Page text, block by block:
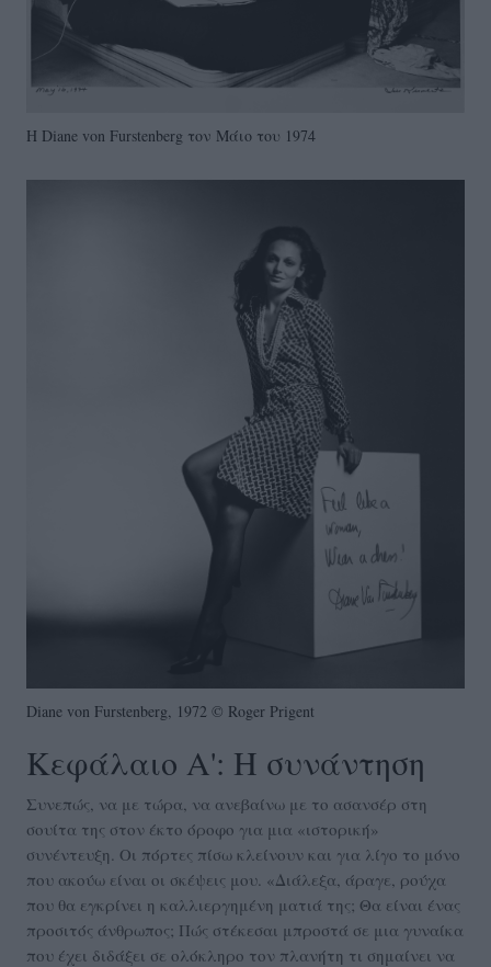
Η Diane von Furstenberg τον Μάιο του 1974
Diane von Furstenberg, 1972 © Roger Prigent
Κεφάλαιο Α': Η συνάντηση
Συνεπώς, να με τώρα, να ανεβαίνω με το ασανσέρ στη
σουίτα της στον έκτο όροφο για μια «ιστορική»
συνέντευξη. Oι πόρτες πίσω κλείνουν και για λίγο το μόνο
που ακούω είναι οι σκέψεις μου. «Διάλεξα, άραγε, ρούχα
που θα εγκρίνει η καλλιεργημένη ματιά της; Θα είναι ένας
προσιτός άνθρωπος; Πώς στέκεσαι μπροστά σε μια γυναίκα
που έχει διδάξει σε ολόκληρο τον πλανήτη τι σημαίνει να